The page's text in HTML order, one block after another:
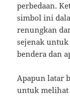
perbedaan.
simbol ini
renungkan
sejenak untuk
bendera dan
Apapun latar
untuk melihat